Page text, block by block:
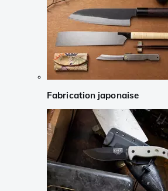
Fabrication japonaise